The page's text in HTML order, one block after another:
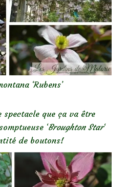
‘Rubens’
que ça va être
‘Broughton Star‘
de boutons!